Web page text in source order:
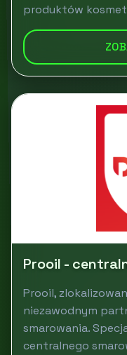
produktów
Prooil -
Prooil,
niezawodnym
smarowania.
centralnego